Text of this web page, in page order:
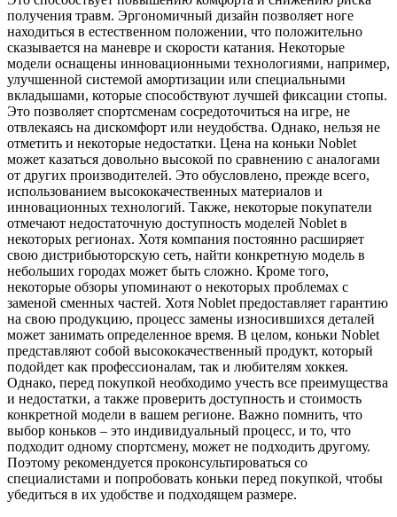
получения травм. Эргономичный дизайн позволяет ноге
находиться в естественном положении, что положительно
сказывается на маневре и скорости катания. Некоторые
модели оснащены инновационными технологиями, например,
улучшенной системой амортизации или специальными
вкладышами, которые способствуют лучшей фиксации стопы.
Это позволяет спортсменам сосредоточиться на игре, не
отвлекаясь на дискомфорт или неудобства. Однако, нельзя не
отметить и некоторые недостатки. Цена на коньки Noblet
может казаться довольно высокой по сравнению с аналогами
от других производителей. Это обусловлено, прежде всего,
использованием высококачественных материалов и
инновационных технологий. Также, некоторые покупатели
отмечают недостаточную доступность моделей Noblet в
некоторых регионах. Хотя компания постоянно расширяет
свою дистрибьюторскую сеть, найти конкретную модель в
небольших городах может быть сложно. Кроме того,
некоторые обзоры упоминают о некоторых проблемах с
заменой сменных частей. Хотя Noblet предоставляет гарантию
на свою продукцию, процесс замены износившихся деталей
может занимать определенное время. В целом, коньки Noblet
представляют собой высококачественный продукт, который
подойдет как профессионалам, так и любителям хоккея.
Однако, перед покупкой необходимо учесть все преимущества
и недостатки, а также проверить доступность и стоимость
конкретной модели в вашем регионе. Важно помнить, что
выбор коньков – это индивидуальный процесс, и то, что
подходит одному спортсмену, может не подходить другому.
Поэтому рекомендуется проконсультироваться со
специалистами и попробовать коньки перед покупкой, чтобы
убедиться в их удобстве и подходящем размере.